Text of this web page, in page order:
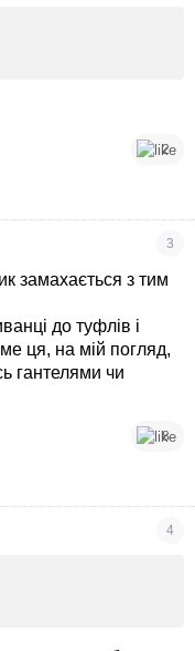
2
3
замахається з тим
до туфлів і
ця, на мій погляд,
гантелями чи
8
4